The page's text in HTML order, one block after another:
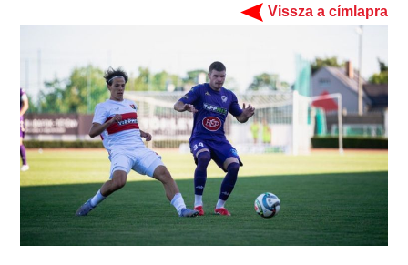
Vissza a címlapra